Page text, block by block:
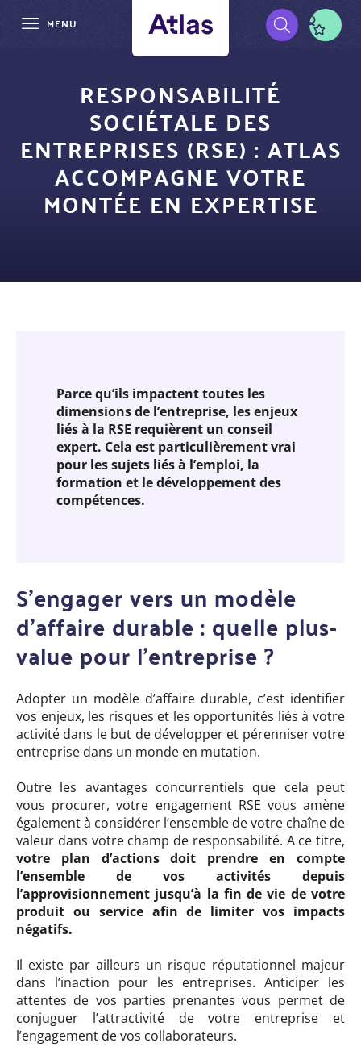
MENU
Pré-
navigation
RESPONSABILITÉ
SOCIÉTALE DES
ENTREPRISES (RSE) : ATLAS
ACCOMPAGNE VOTRE
MONTÉE EN EXPERTISE
Parce qu’ils impactent toutes les
dimensions de l’entreprise, les enjeux
liés à la RSE requièrent un conseil
expert. Cela est particulièrement vrai
pour les sujets liés à l’emploi, la
formation et le développement des
compétences.
S’engager vers un modèle
d’affaire durable : quelle plus-
value pour l’entreprise ?
Adopter un modèle d’affaire durable, c’est identifier
vos enjeux, les risques et les opportunités liés à votre
activité dans le but de développer et pérenniser votre
entreprise dans un monde en mutation.
Outre les avantages concurrentiels que cela peut
vous procurer, votre engagement RSE vous amène
également à considérer l’ensemble de votre chaîne de
valeur dans votre champ de responsabilité. A ce titre,
votre plan d’actions doit prendre en compte
l’ensemble de vos activités depuis
l’approvisionnement jusqu’à la fin de vie de votre
produit ou service afin de limiter vos impacts
négatifs.
Il existe par ailleurs un risque réputationnel majeur
dans l’inaction pour les entreprises. Anticiper les
attentes de vos parties prenantes vous permet de
conjuguer l’attractivité de votre entreprise et
l’engagement de vos collaborateurs.